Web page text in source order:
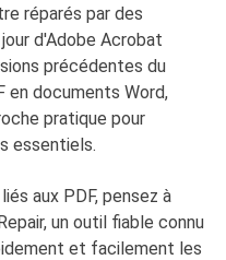
réparés par des
d'Adobe Acrobat
précédentes du
en documents Word,
pratique pour
essentiels.
aux PDF, pensez à
un outil fiable connu
et facilement les